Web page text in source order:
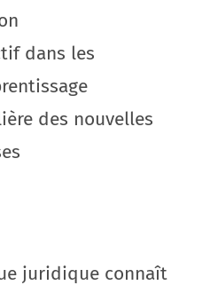
dans les
des nouvelles
juridique connaît